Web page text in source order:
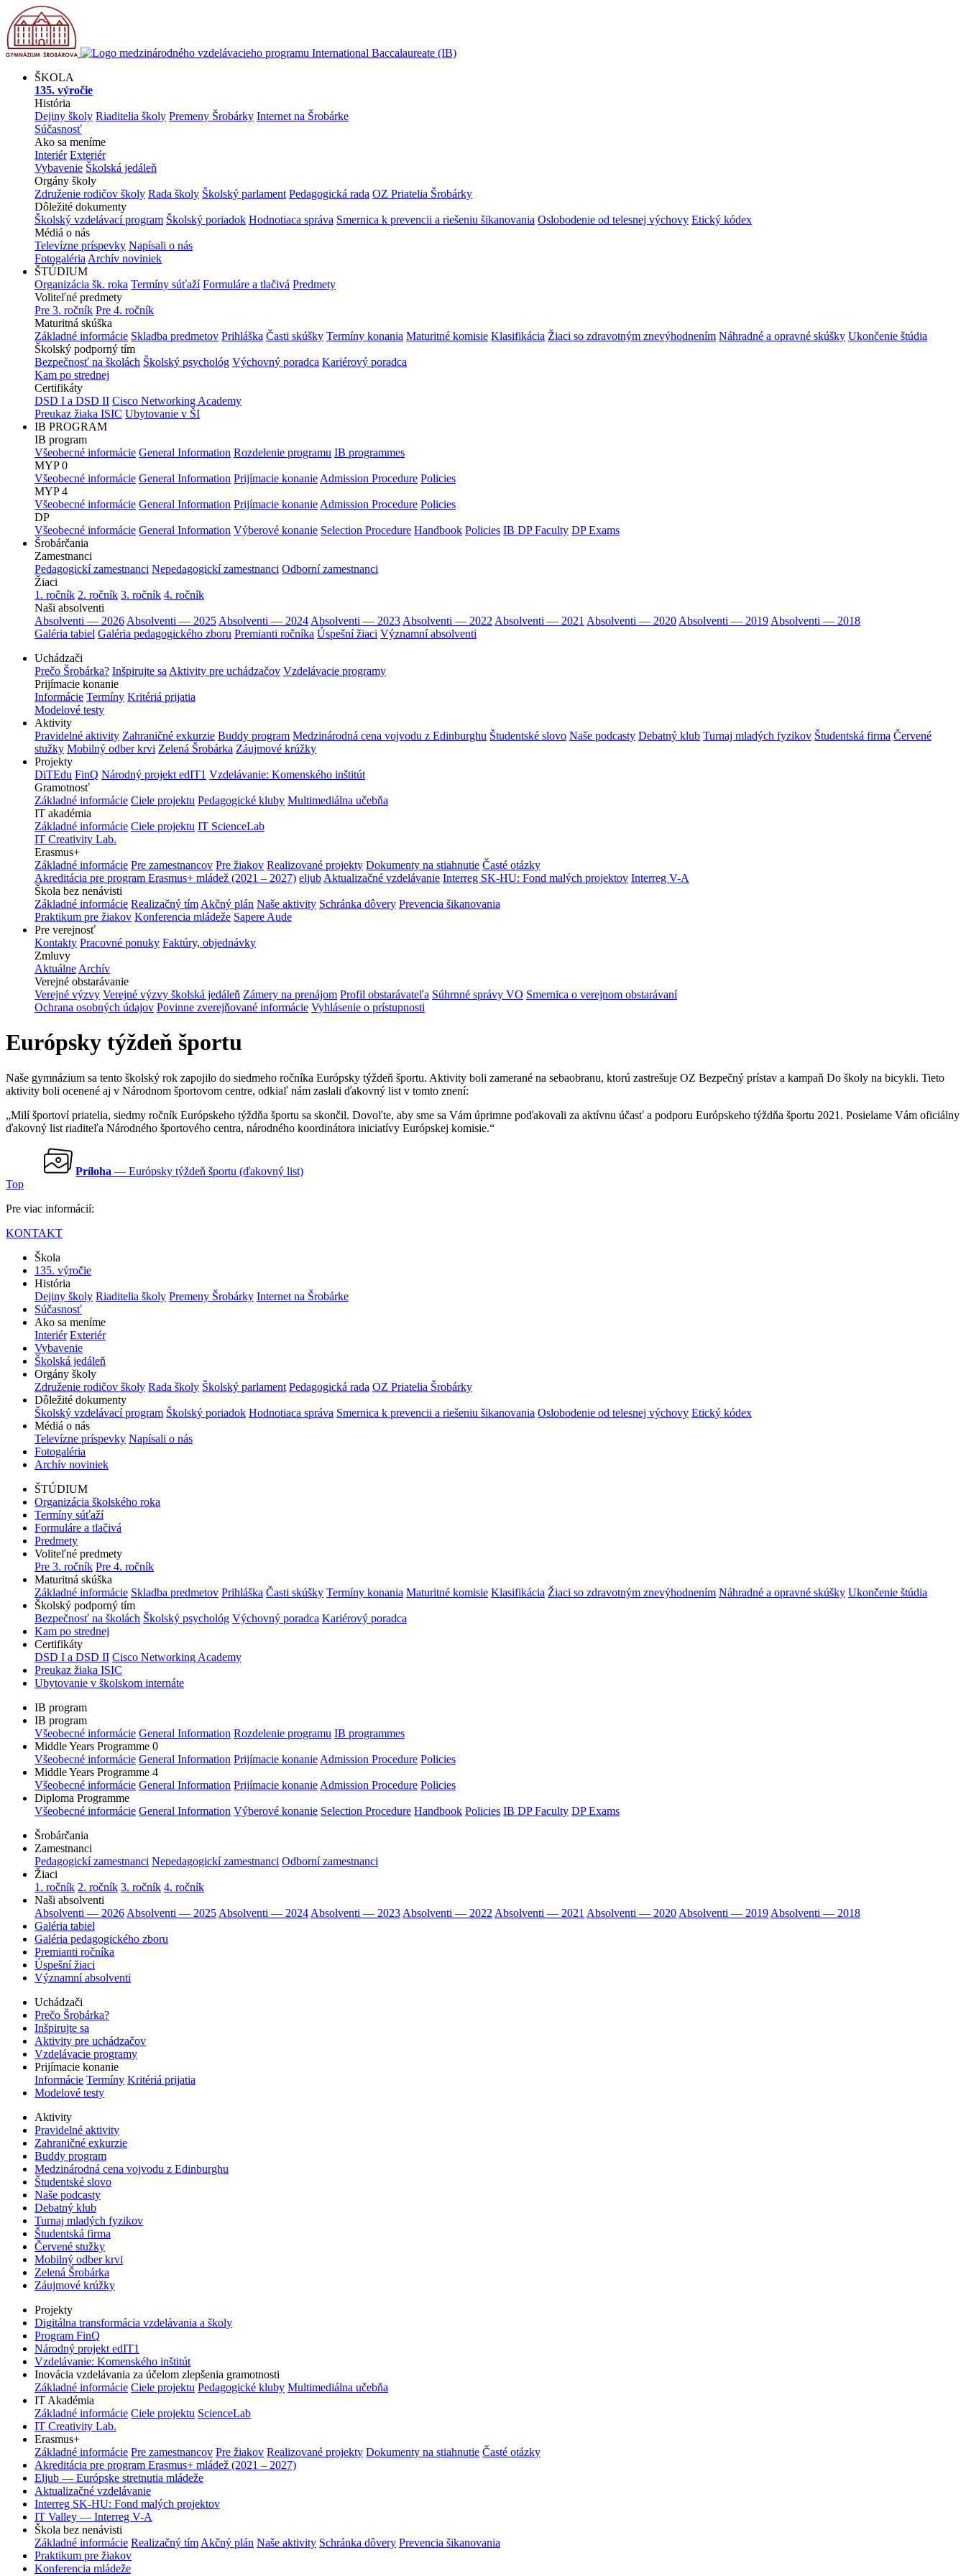
ŠKOLA
135. výročie
História
Dejiny školy Riaditelia školy Premeny Šrobárky Internet na Šrobárke
Súčasnosť
Ako sa meníme
Interiér Exteriér
Vybavenie Školská jedáleň
Orgány školy
Združenie rodičov školy Rada školy Školský parlament Pedagogická rada OZ Priatelia Šrobárky
Dôležité dokumenty
Školský vzdelávací program Školský poriadok Hodnotiaca správa Smernica k prevencii a riešeniu šikanovania Oslobodenie od telesnej výchovy Etický kódex
Médiá o nás
Televízne príspevky Napísali o nás
Fotogaléria Archív noviniek
ŠTÚDIUM
Organizácia šk. roka Termíny súťaží Formuláre a tlačivá Predmety
Voliteľné predmety
Pre 3. ročník Pre 4. ročník
Maturitná skúška
Základné informácie Skladba predmetov Prihláška Časti skúšky Termíny konania Maturitné komisie Klasifikácia Žiaci so zdravotným znevýhodnením Náhradné a opravné skúšky Ukončenie štúdia
Školský podporný tím
Bezpečnosť na školách Školský psychológ Výchovný poradca Kariérový poradca
Kam po strednej
Certifikáty
DSD I a DSD II Cisco Networking Academy
Preukaz žiaka ISIC Ubytovanie v ŠI
IB PROGRAM
IB program
Všeobecné informácie General Information Rozdelenie programu IB programmes
MYP 0
Všeobecné informácie General Information Prijímacie konanie Admission Procedure Policies
MYP 4
Všeobecné informácie General Information Prijímacie konanie Admission Procedure Policies
DP
Všeobecné informácie General Information Výberové konanie Selection Procedure Handbook Policies IB DP Faculty DP Exams
Šrobárčania
Zamestnanci
Pedagogickí zamestnanci Nepedagogickí zamestnanci Odborní zamestnanci
Žiaci
1. ročník 2. ročník 3. ročník 4. ročník
Naši absolventi
Absolventi — 2026 Absolventi — 2025 Absolventi — 2024 Absolventi — 2023 Absolventi — 2022 Absolventi — 2021 Absolventi — 2020 Absolventi — 2019 Absolventi — 2018
Galéria tabiel Galéria pedagogického zboru Premianti ročníka Úspešní žiaci Významní absolventi
Uchádzači
Prečo Šrobárka? Inšpirujte sa Aktivity pre uchádzačov Vzdelávacie programy
Prijímacie konanie
Informácie Termíny Kritériá prijatia
Modelové testy
Aktivity
Pravidelné aktivity Zahraničné exkurzie Buddy program Medzinárodná cena vojvodu z Edinburghu Študentské slovo Naše podcasty Debatný klub Turnaj mladých fyzikov Študentská firma Červené
stužky Mobilný odber krvi Zelená Šrobárka Záujmové krúžky
Projekty
DiTEdu FinQ Národný projekt edIT1 Vzdelávanie: Komenského inštitút
Gramotnosť
Základné informácie Ciele projektu Pedagogické kluby Multimediálna učebňa
IT akadémia
Základné informácie Ciele projektu IT ScienceLab
IT Creativity Lab.
Erasmus+
Základné informácie Pre zamestnancov Pre žiakov Realizované projekty Dokumenty na stiahnutie Časté otázky
Akreditácia pre program Erasmus+ mládež (2021 – 2027) eljub Aktualizačné vzdelávanie Interreg SK-HU: Fond malých projektov Interreg V-A
Škola bez nenávisti
Základné informácie Realizačný tím Akčný plán Naše aktivity Schránka dôvery Prevencia šikanovania
Praktikum pre žiakov Konferencia mládeže Sapere Aude
Pre verejnosť
Kontakty Pracovné ponuky Faktúry, objednávky
Zmluvy
Aktuálne Archív
Verejné obstarávanie
Verejné výzvy Verejné výzvy školská jedáleň Zámery na prenájom Profil obstarávateľa Súhrnné správy VO Smernica o verejnom obstarávaní
Ochrana osobných údajov Povinne zverejňované informácie Vyhlásenie o prístupnosti
Európsky týždeň športu
Naše gymnázium sa tento školský rok zapojilo do siedmeho ročníka Európsky týždeň športu. Aktivity boli zamerané na sebaobranu, ktorú zastrešuje OZ Bezpečný prístav a kampaň Do školy na bicykli. Tieto
aktivity boli ocenené aj v Národnom športovom centre, odkiaľ nám zaslali ďakovný list v tomto znení:
„Milí športoví priatelia, siedmy ročník Európskeho týždňa športu sa skončil. Dovoľte, aby sme sa Vám úprimne poďakovali za aktívnu účasť a podporu Európskeho týždňa športu 2021. Posielame Vám oficiálny
ďakovný list riaditeľa Národného športového centra, národného koordinátora iniciatívy Európskej komisie.“
Príloha — Európsky týždeň športu (ďakovný list)
Top
Pre viac informácií:
KONTAKT
Škola
135. výročie
História
Dejiny školy Riaditelia školy Premeny Šrobárky Internet na Šrobárke
Súčasnosť
Ako sa meníme
Interiér Exteriér
Vybavenie
Školská jedáleň
Orgány školy
Združenie rodičov školy Rada školy Školský parlament Pedagogická rada OZ Priatelia Šrobárky
Dôležité dokumenty
Školský vzdelávací program Školský poriadok Hodnotiaca správa Smernica k prevencii a riešeniu šikanovania Oslobodenie od telesnej výchovy Etický kódex
Médiá o nás
Televízne príspevky Napísali o nás
Fotogaléria
Archív noviniek
ŠTÚDIUM
Organizácia školského roka
Termíny súťaží
Formuláre a tlačivá
Predmety
Voliteľné predmety
Pre 3. ročník Pre 4. ročník
Maturitná skúška
Základné informácie Skladba predmetov Prihláška Časti skúšky Termíny konania Maturitné komisie Klasifikácia Žiaci so zdravotným znevýhodnením Náhradné a opravné skúšky Ukončenie štúdia
Školský podporný tím
Bezpečnosť na školách Školský psychológ Výchovný poradca Kariérový poradca
Kam po strednej
Certifikáty
DSD I a DSD II Cisco Networking Academy
Preukaz žiaka ISIC
Ubytovanie v školskom internáte
IB program
IB program
Všeobecné informácie General Information Rozdelenie programu IB programmes
Middle Years Programme 0
Všeobecné informácie General Information Prijímacie konanie Admission Procedure Policies
Middle Years Programme 4
Všeobecné informácie General Information Prijímacie konanie Admission Procedure Policies
Diploma Programme
Všeobecné informácie General Information Výberové konanie Selection Procedure Handbook Policies IB DP Faculty DP Exams
Šrobárčania
Zamestnanci
Pedagogickí zamestnanci Nepedagogickí zamestnanci Odborní zamestnanci
Žiaci
1. ročník 2. ročník 3. ročník 4. ročník
Naši absolventi
Absolventi — 2026 Absolventi — 2025 Absolventi — 2024 Absolventi — 2023 Absolventi — 2022 Absolventi — 2021 Absolventi — 2020 Absolventi — 2019 Absolventi — 2018
Galéria tabiel
Galéria pedagogického zboru
Premianti ročníka
Úspešní žiaci
Významní absolventi
Uchádzači
Prečo Šrobárka?
Inšpirujte sa
Aktivity pre uchádzačov
Vzdelávacie programy
Prijímacie konanie
Informácie Termíny Kritériá prijatia
Modelové testy
Aktivity
Pravidelné aktivity
Zahraničné exkurzie
Buddy program
Medzinárodná cena vojvodu z Edinburghu
Študentské slovo
Naše podcasty
Debatný klub
Turnaj mladých fyzikov
Študentská firma
Červené stužky
Mobilný odber krvi
Zelená Šrobárka
Záujmové krúžky
Projekty
Digitálna transformácia vzdelávania a školy
Program FinQ
Národný projekt edIT1
Vzdelávanie: Komenského inštitút
Inovácia vzdelávania za účelom zlepšenia gramotnosti
Základné informácie Ciele projektu Pedagogické kluby Multimediálna učebňa
IT Akadémia
Základné informácie Ciele projektu ScienceLab
IT Creativity Lab.
Erasmus+
Základné informácie Pre zamestnancov Pre žiakov Realizované projekty Dokumenty na stiahnutie Časté otázky
Akreditácia pre program Erasmus+ mládež (2021 – 2027)
Eljub — Európske stretnutia mládeže
Aktualizačné vzdelávanie
Interreg SK-HU: Fond malých projektov
IT Valley — Interreg V-A
Škola bez nenávisti
Základné informácie Realizačný tím Akčný plán Naše aktivity Schránka dôvery Prevencia šikanovania
Praktikum pre žiakov
Konferencia mládeže